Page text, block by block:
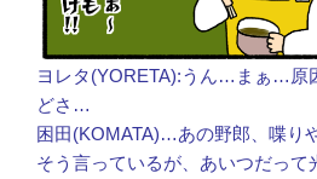
ヨレタ(YORETA):うん…まぁ…原
どさ…
困田(KOMATA)…あの野郎、喋り
そう言っているが、あいつだって